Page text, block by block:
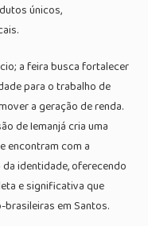
únicos,
a feira busca fortalecer
para o trabalho de
a geração de renda.
de Iemanjá cria uma
encontram com a
identidade, oferecendo
e significativa que
em Santos.